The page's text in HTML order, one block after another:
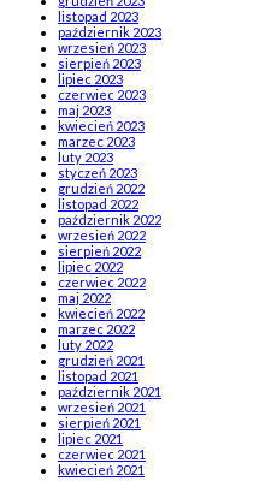
listopad 2023
październik 2023
wrzesień 2023
sierpień 2023
lipiec 2023
czerwiec 2023
maj 2023
kwiecień 2023
marzec 2023
luty 2023
styczeń 2023
grudzień 2022
listopad 2022
październik 2022
wrzesień 2022
sierpień 2022
lipiec 2022
czerwiec 2022
maj 2022
kwiecień 2022
marzec 2022
luty 2022
grudzień 2021
listopad 2021
październik 2021
wrzesień 2021
sierpień 2021
lipiec 2021
czerwiec 2021
kwiecień 2021